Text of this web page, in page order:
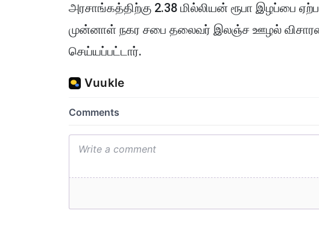
அரசாங்கத்திற்கு 2.38 மில்லியன் ரூபா இழப்பை
முன்னாள் நகர சபை தலைவர் இலஞ்ச ஊழல்
செய்யப்பட்டார்.